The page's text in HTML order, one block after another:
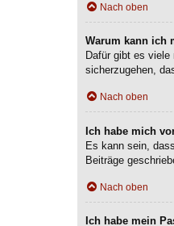
Nach oben
Warum kann ich
Dafür gibt es
sicherzugehen,
Nach oben
Ich habe mich
Es kann sein,
Beiträge
Nach oben
Ich habe mein